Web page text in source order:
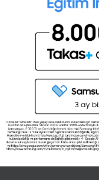
isteyen bir adama
Lazaros
rotasyonda
Final Four’da
ve zirveye taşıyor.